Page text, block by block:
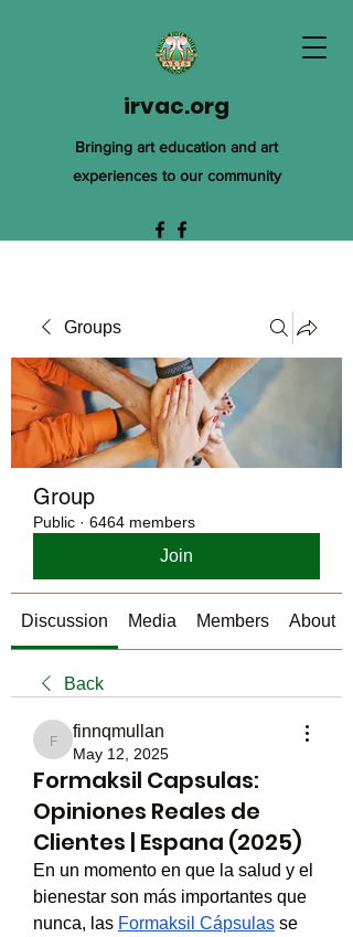
irvac.org
Bringing art education and art
experiences to our community
Groups
Group
Public · 6464 members
Join
Discussion Media Members About
Back
finnqmullan
finnqmullan
May 12, 2025
Formaksil Capsulas:
Opiniones Reales de
Clientes | Espana (2025)
En un momento en que la salud y el
bienestar son más importantes que
nunca, las Formaksil Cápsulas se